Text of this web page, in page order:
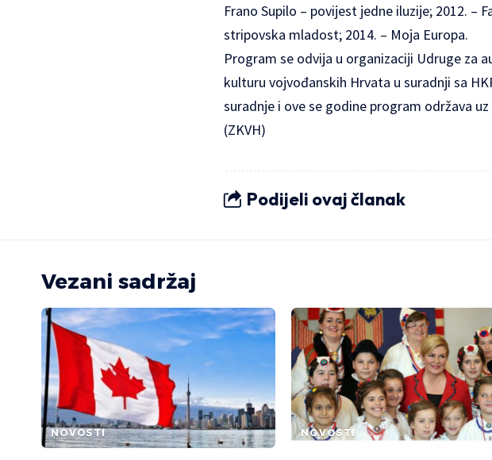
Frano Supilo – povijest jedne iluzije; 2012. –
stripovska mladost; 2014. – Moja Europa.
Program se odvija u organizaciji Udruge za
kulturu vojvođanskih Hrvata u suradnji sa
suradnje i ove se godine program održava
(ZKVH)
Podijeli ovaj članak
Vezani sadržaj
NOVOSTI NOVOSTI